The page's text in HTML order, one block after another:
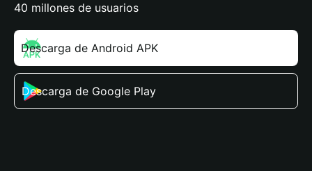
40 millones de usuarios
Descarga de Android APK
Descarga de Google Play